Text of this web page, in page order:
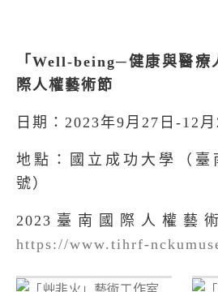
「Well-being─健康與醫療
際人權藝術節
日期： 2023年9月 27 日 -12 月
地點：國立成功大學（臺
號）
2023 臺南國際人權藝
https://www.tihrf-